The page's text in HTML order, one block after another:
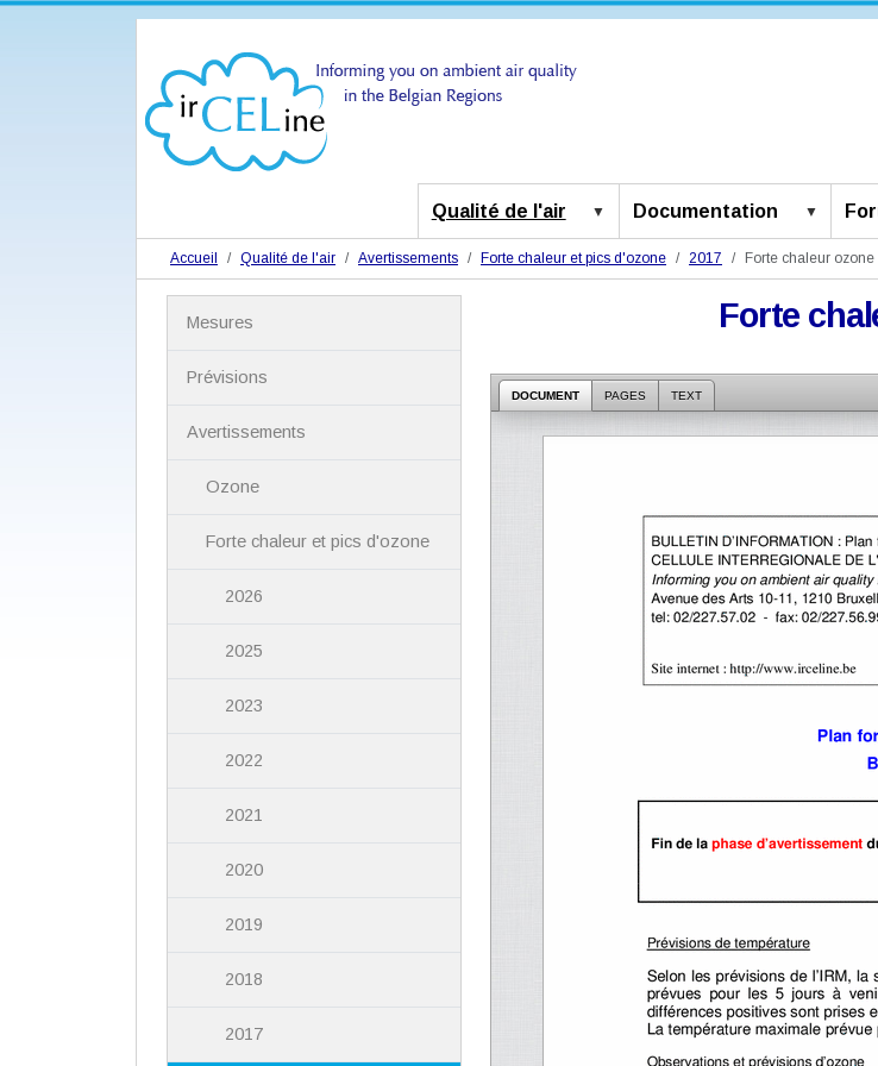
Qualité de l'air Documentation
Accueil Qualité de l'air Avertissements Forte chaleur et pics d'ozone 2017 Forte chaleur
Forte
DOCUMENT PAGES TEXT
Mesures
Prévisions
Avertissements
Ozone
Forte chaleur et pics d'ozone
2026
2025
2023
2022
2021
2020
2019
2018
2017